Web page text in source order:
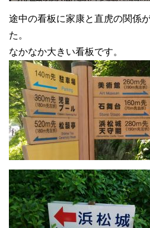
途中の看板に家康と直虎の関係
た。
なかなか大きい看板です。